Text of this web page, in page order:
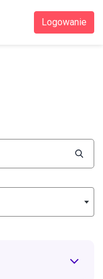
Logowanie